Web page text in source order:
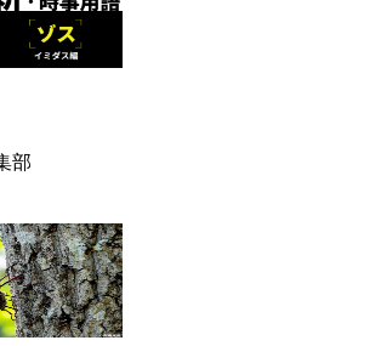
部